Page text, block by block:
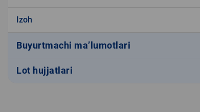
Izoh
Buyurtmachi ma’lumotlari
Lot hujjatlari